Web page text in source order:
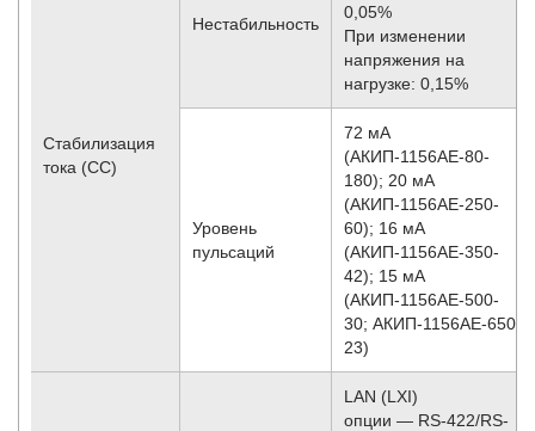
Стабилизация
тока (CC)
Нестабильность
0,05%
При изменении
напряжения на
нагрузке: 0,15%
Уровень
пульсаций
72 мА
(АКИП-1156АЕ-80-
180); 20 мА
(АКИП-1156АЕ-250-
60); 16 мА
(АКИП-1156АЕ-350-
42); 15 мА
(АКИП-1156АЕ-500-
30; АКИП-1156АЕ-650-
23)
LAN (LXI)
опции — RS-422/RS-